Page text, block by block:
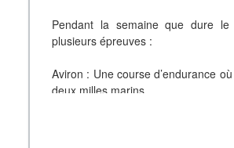
Pendant la semaine que dure
plusieurs épreuves :
Aviron : Une course d’endurance
deux milles marins.